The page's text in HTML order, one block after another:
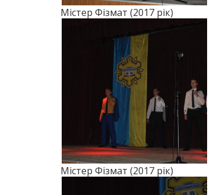
Містер Фізмат (2017 рік)
Містер Фізмат (2017 рік)